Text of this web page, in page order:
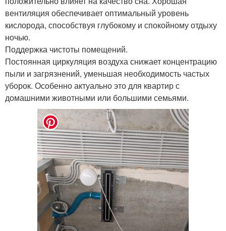
вентиляция обеспечивает оптимальный уровень
кислорода, способствуя глубокому и спокойному отдыху
ночью.
Поддержка чистоты помещений.
Постоянная циркуляция воздуха снижает концентрацию
пыли и загрязнений, уменьшая необходимость частых
уборок. Особенно актуально это для квартир с
домашними животными или большими семьями.